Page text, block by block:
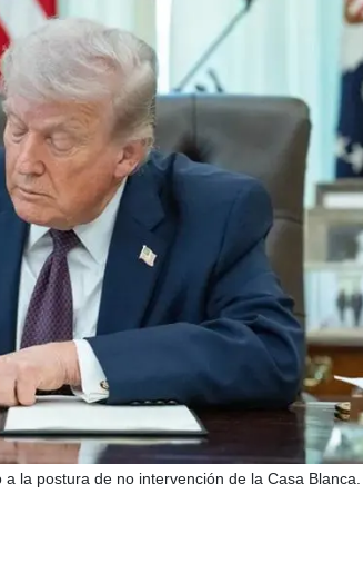
la postura de no intervención de la Casa Blanca.